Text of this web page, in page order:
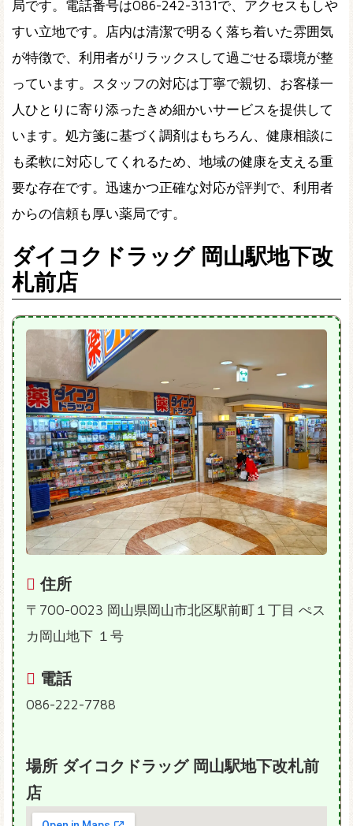
局です。電話番号は086-242-3131で、アクセスもしや
すい立地です。店内は清潔で明るく落ち着いた雰囲気
が特徴で、利用者がリラックスして過ごせる環境が整
っています。スタッフの対応は丁寧で親切、お客様一
人ひとりに寄り添ったきめ細かいサービスを提供して
います。処方箋に基づく調剤はもちろん、健康相談に
も柔軟に対応してくれるため、地域の健康を支える重
要な存在です。迅速かつ正確な対応が評判で、利用者
からの信頼も厚い薬局です。
ダイコクドラッグ 岡山駅地下改
札前店
住所
〒700-0023 岡山県岡山市北区駅前町１丁目 ぺス
カ岡山地下 １号
電話
086-222-7788
場所 ダイコクドラッグ 岡山駅地下改札前
店